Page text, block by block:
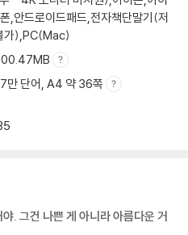
,안드로이드패드,전자책단말기(저
가),PC(Mac)
만 단어, A4 약 36쪽
. 그건 나쁜 게 아니라 아름다운 거